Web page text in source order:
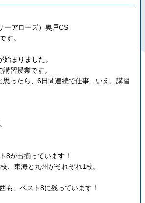
ーアローズ）奥戸CS
す。
まりました。
習授業です。
思ったら、6日間連続で仕事…いえ、講習
8が出揃っています！
、東海と九州がそれぞれ1校。
も、ベスト8に残っています！